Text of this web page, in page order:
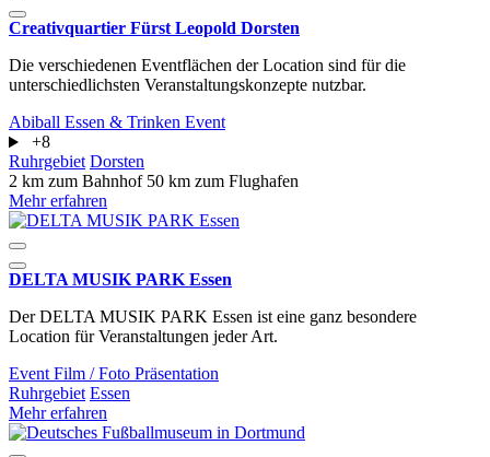
Creativquartier Fürst Leopold Dorsten
Die verschiedenen Eventflächen der Location sind für die
unterschiedlichsten Veranstaltungskonzepte nutzbar.
Abiball Essen & Trinken Event
+8
Ruhrgebiet Dorsten
2 km zum Bahnhof 50 km zum Flughafen
Mehr erfahren
DELTA MUSIK PARK Essen
Der DELTA MUSIK PARK Essen ist eine ganz besondere
Location für Veranstaltungen jeder Art.
Event Film / Foto Präsentation
Ruhrgebiet Essen
Mehr erfahren